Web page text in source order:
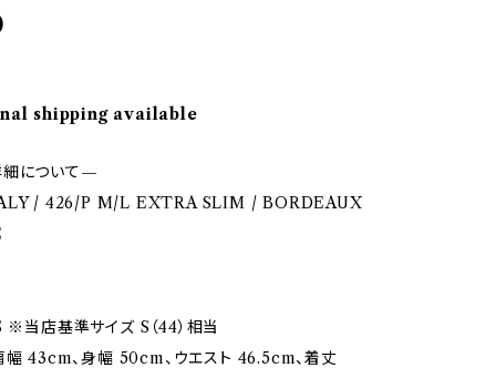
shipping available
について—
/ 426/P M/L EXTRA SLIM / BORDEAUX
※当店基準サイズ S（44）相当
幅 43cm、身幅 50cm、ウエスト 46.5cm、着丈